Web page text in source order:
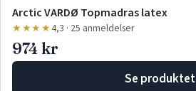
Arctic VARDØ Topmadras latex
★★★★4,3 · 25 anmeldelser
974 kr
Se produktet